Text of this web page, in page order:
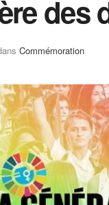
Commémoration